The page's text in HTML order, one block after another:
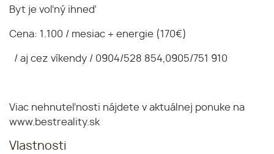
Byt je voľný ihneď
Cena: 1.100 / mesiac + energie (170€)
/ aj cez víkendy / 0904/528 854,0905/751 910
Viac nehnuteľnosti nájdete v aktuálnej ponuke na
www.bestreality.sk
Vlastnosti